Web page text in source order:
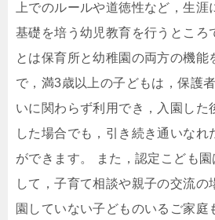
上でのルールや道徳性など，生
基礎を培う幼児教育を行うところ
とは保育所と幼稚園の両方の機能
で，満3歳以上の子どもは，保護
いに関わらず利用でき，入園した
した場合でも，引き続き通いなれ
ができます。 また，認定こども
して，子育て相談や親子の交流の
園していない子どものいるご家庭